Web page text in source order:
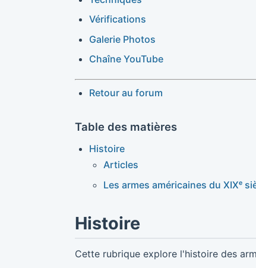
Vérifications
Galerie Photos
Chaîne YouTube
Retour au forum
Table des matières
Histoire
Articles
Les armes américaines du XIXᵉ
Histoire
Cette rubrique explore l'histoire des